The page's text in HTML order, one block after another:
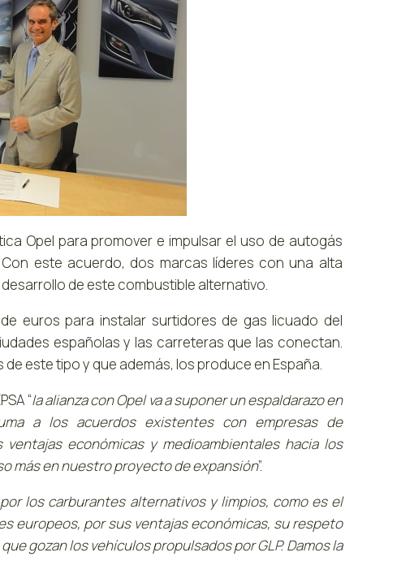
Opel para promover e impulsar el uso de autogás
este acuerdo, dos marcas líderes con una alta
de este combustible alternativo.
euros para instalar surtidores de gas licuado del
españolas y las carreteras que las conectan.
este tipo y que además, los produce en España.
“la alianza con Opel va a suponer un espaldarazo en
a los acuerdos existentes con empresas de
económicas y medioambientales hacia los
más en nuestro proyecto de expansión”.
los carburantes alternativos y limpios, como es el
europeos, por sus ventajas económicas, su respeto
gozan los vehículos propulsados por GLP. Damos la